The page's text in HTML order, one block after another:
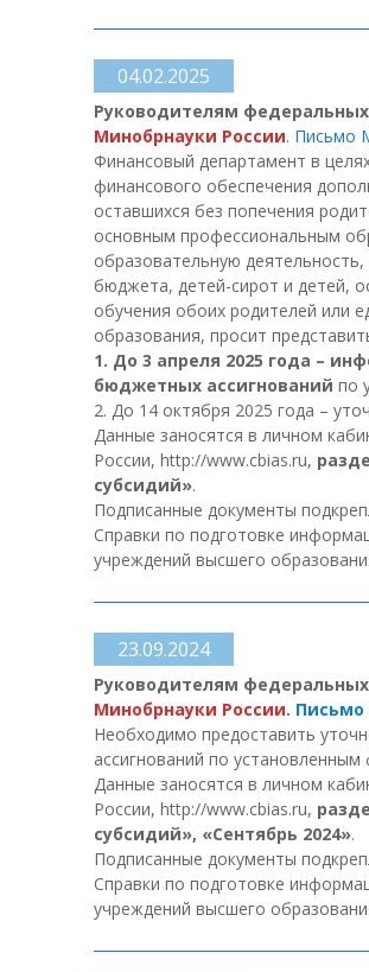
04.02.2025
Руководителям
Минобрнауки России. Письмо
Финансовый департамент в
финансового обеспечения
оставшихся без попечения
основным профессиональным
образовательную
бюджета, детей-сирот и детей,
обучения обоих родителей или
образования, просит
1. До 3 апреля 2025 года –
бюджетных ассигнований по
2. До 14 октября 2025 года –
Данные заносятся в личном
России, http://www.сbias.ru,
субсидий».
Подписанные документы
Справки по подготовке
учреждений высшего
23.09.2024
Руководителям
Минобрнауки России. Письмо
Необходимо предоставить
ассигнований по
Данные заносятся в личном
России, http://www.сbias.ru,
субсидий», «Сентябрь 2024».
Подписанные документы
Справки по подготовке
учреждений высшего